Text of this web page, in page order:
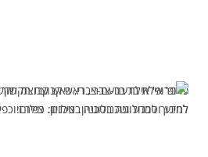
פרופ’ אילת ברעם-צברי, ראש קבוצת
למדע וטכנולוגיה בטכניון. צילום: כפיר זיו